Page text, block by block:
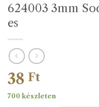
624003 3mm
es
38 Ft
700 készleten